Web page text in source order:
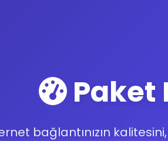
Paket
bağlantınızın